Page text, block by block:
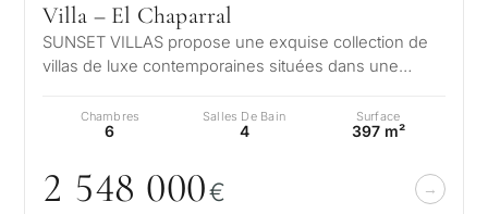
Villa – El Chaparral
SUNSET VILLAS propose une exquise collection de
villas de luxe contemporaines situées dans une
Chambres
6
Salles De Bain
4
Surface
397 m²
2 548 000€